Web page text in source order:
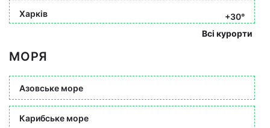
Харків
+30°
Всі курорти
МОРЯ
Азовське море
Карибське море